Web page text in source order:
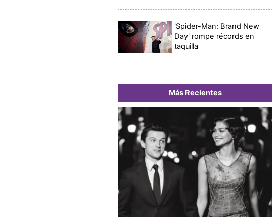
'Spider-Man: Brand New
Day' rompe récords en
taquilla
Más Recientes